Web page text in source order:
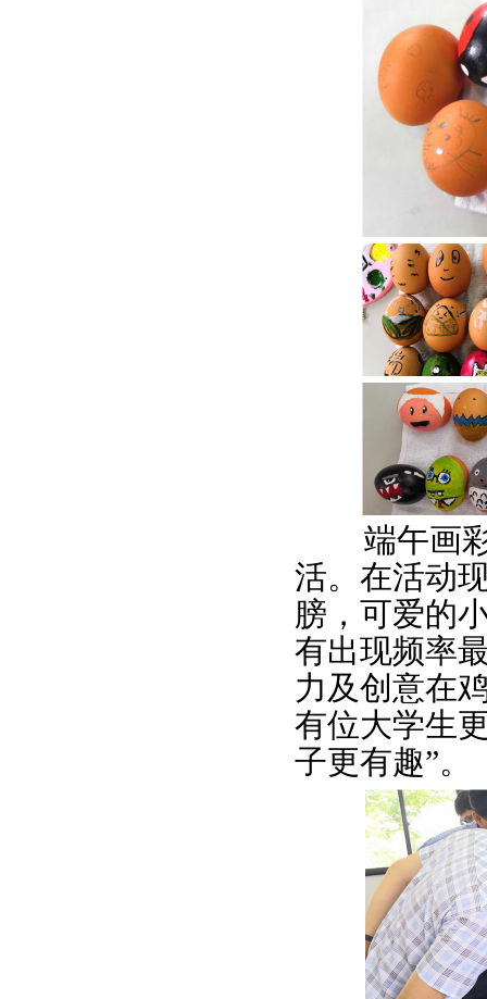
端午画彩
活。在活动
膀，可爱的
有出现频率
力及创意在
有位大学生
子更有趣”。